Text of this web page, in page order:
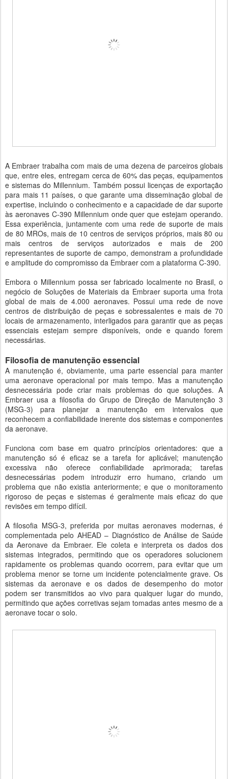
A Embraer trabalha com mais de uma dezena de parceiros globais
que, entre eles, entregam cerca de 60% das peças, equipamentos
e sistemas do Millennium. Também possui licenças de exportação
para mais 11 países, o que garante uma disseminação global de
expertise, incluindo o conhecimento e a capacidade de dar suporte
às aeronaves C-390 Millennium onde quer que estejam operando.
Essa experiência, juntamente com uma rede de suporte de mais
de 80 MROs, mais de 10 centros de serviços próprios, mais 80 ou
mais centros de serviços autorizados e mais de 200
representantes de suporte de campo, demonstram a profundidade
e amplitude do compromisso da Embraer com a plataforma C-390.
Embora o Millennium possa ser fabricado localmente no Brasil, o
negócio de Soluções de Materiais da Embraer suporta uma frota
global de mais de 4.000 aeronaves. Possui uma rede de nove
centros de distribuição de peças e sobressalentes e mais de 70
locais de armazenamento, interligados para garantir que as peças
essenciais estejam sempre disponíveis, onde e quando forem
necessárias.
Filosofia de manutenção essencial
A manutenção é, obviamente, uma parte essencial para manter
uma aeronave operacional por mais tempo. Mas a manutenção
desnecessária pode criar mais problemas do que soluções. A
Embraer usa a filosofia do Grupo de Direção de Manutenção 3
(MSG-3) para planejar a manutenção em intervalos que
reconhecem a confiabilidade inerente dos sistemas e componentes
da aeronave.
Funciona com base em quatro princípios orientadores: que a
manutenção só é eficaz se a tarefa for aplicável; manutenção
excessiva não oferece confiabilidade aprimorada; tarefas
desnecessárias podem introduzir erro humano, criando um
problema que não existia anteriormente; e que o monitoramento
rigoroso de peças e sistemas é geralmente mais eficaz do que
revisões em tempo difícil.
A filosofia MSG-3, preferida por muitas aeronaves modernas, é
complementada pelo AHEAD – Diagnóstico de Análise de Saúde
da Aeronave da Embraer. Ele coleta e interpreta os dados dos
sistemas integrados, permitindo que os operadores solucionem
rapidamente os problemas quando ocorrem, para evitar que um
problema menor se torne um incidente potencialmente grave. Os
sistemas da aeronave e os dados de desempenho do motor
podem ser transmitidos ao vivo para qualquer lugar do mundo,
permitindo que ações corretivas sejam tomadas antes mesmo de a
aeronave tocar o solo.